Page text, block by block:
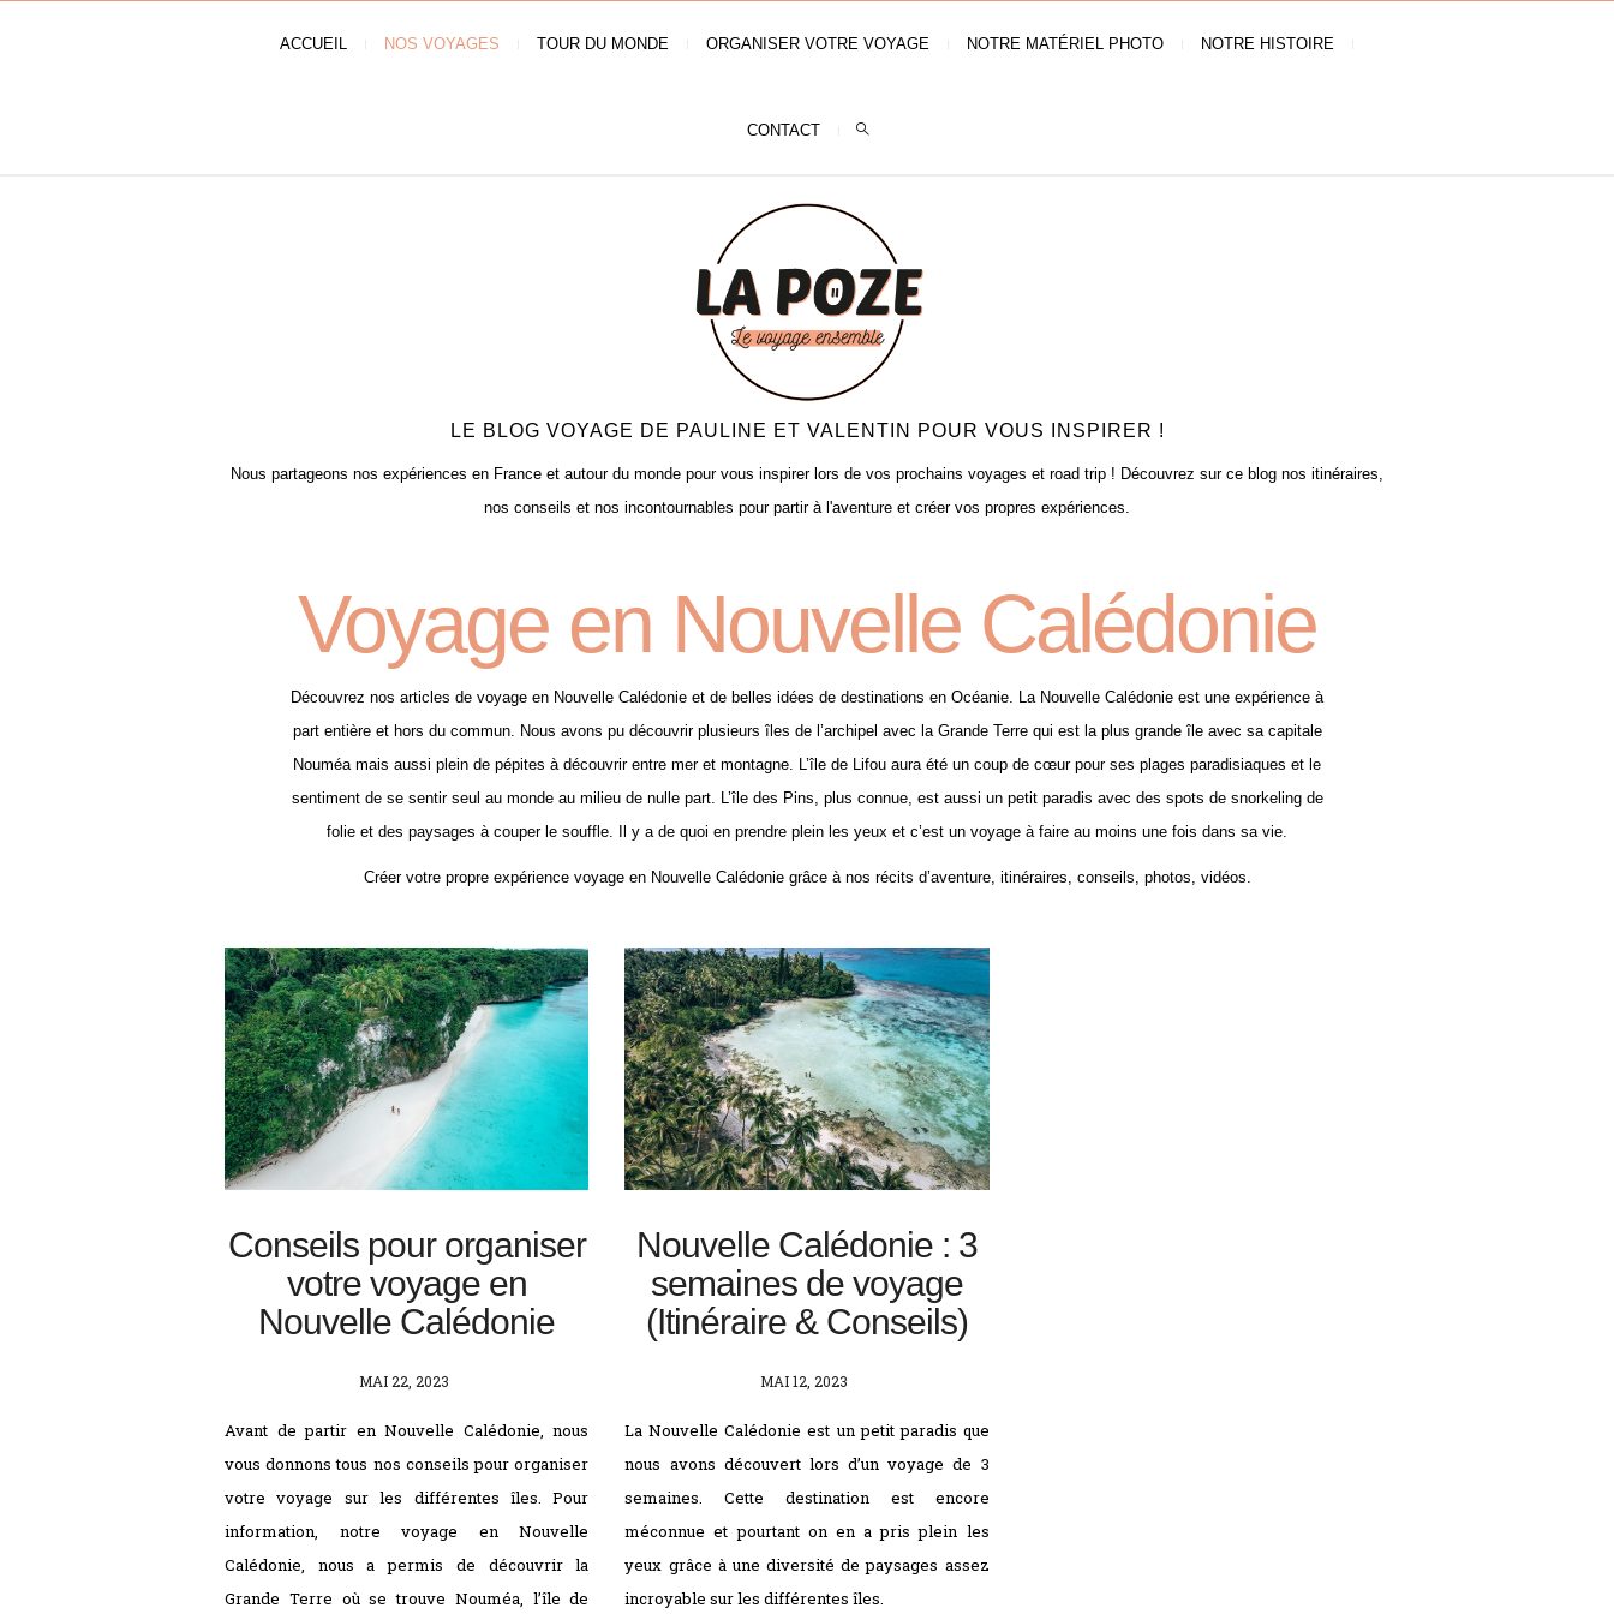
ACCUEIL NOS VOYAGES TOUR DU MONDE ORGANISER VOTRE VOYAGE NOTRE MATÉRIEL PHOTO NOTRE HISTOIRE
CONTACT
LE BLOG VOYAGE DE PAULINE ET VALENTIN POUR VOUS INSPIRER !
Nous partageons nos expériences en France et autour du monde pour vous inspirer lors de vos prochains voyages et road trip ! Découvrez sur ce blog nos itinéraires,
nos conseils et nos incontournables pour partir à l'aventure et créer vos propres expériences.
Voyage en Nouvelle Calédonie
Découvrez nos articles de voyage en Nouvelle Calédonie et de belles idées de destinations en Océanie. La Nouvelle Calédonie est une expérience à
part entière et hors du commun. Nous avons pu découvrir plusieurs îles de l’archipel avec la Grande Terre qui est la plus grande île avec sa capitale
Nouméa mais aussi plein de pépites à découvrir entre mer et montagne. L’île de Lifou aura été un coup de cœur pour ses plages paradisiaques et le
sentiment de se sentir seul au monde au milieu de nulle part. L’île des Pins, plus connue, est aussi un petit paradis avec des spots de snorkeling de
folie et des paysages à couper le souffle. Il y a de quoi en prendre plein les yeux et c’est un voyage à faire au moins une fois dans sa vie.
Créer votre propre expérience voyage en Nouvelle Calédonie grâce à nos récits d’aventure, itinéraires, conseils, photos, vidéos.
Conseils pour organiser
votre voyage en
Nouvelle Calédonie
POSTED
MAI 22, 2023
Avant de partir en Nouvelle Calédonie, nous
vous donnons tous nos conseils pour organiser
votre voyage sur les différentes îles. Pour
information, notre voyage en Nouvelle
Calédonie, nous a permis de découvrir la
Grande Terre où se trouve Nouméa, l’île de
Nouvelle Calédonie : 3
semaines de voyage
(Itinéraire & Conseils)
POSTED
MAI 12, 2023
La Nouvelle Calédonie est un petit paradis que
nous avons découvert lors d’un voyage de 3
semaines. Cette destination est encore
méconnue et pourtant on en a pris plein les
yeux grâce à une diversité de paysages assez
incroyable sur les différentes îles.